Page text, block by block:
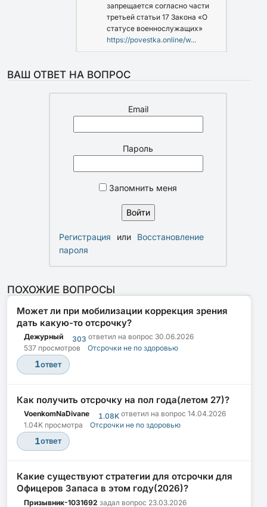
запрещается согласно части
третьей статьи 17 Закона «О
статусе военнослужащих»
https://povestka.online/w...
ВАШ ОТВЕТ НА ВОПРОС
Email
Пароль
Запомнить меня
Регистрация или
Восстановление
пароля
ПОХОЖИЕ ВОПРОСЫ
Может ли при мобилизации коррекция зрения
дать какую-то отсрочку?
Дежурный 303 ответил на вопрос 30.06.2026
537 просмотров
Отсрочки не по здоровью
1ответ
Как получить отсрочку на пол года(летом 27)?
VoenkomNaDivane 1.08Kответил на вопрос 14.04.2026
1.04K просмотра
Отсрочки не по здоровью
1ответ
Какие существуют стратегии для отсрочки для
Офицеров Запаса в этом году(2026)?
Призывник-1031692 задал вопрос 23.03.2026